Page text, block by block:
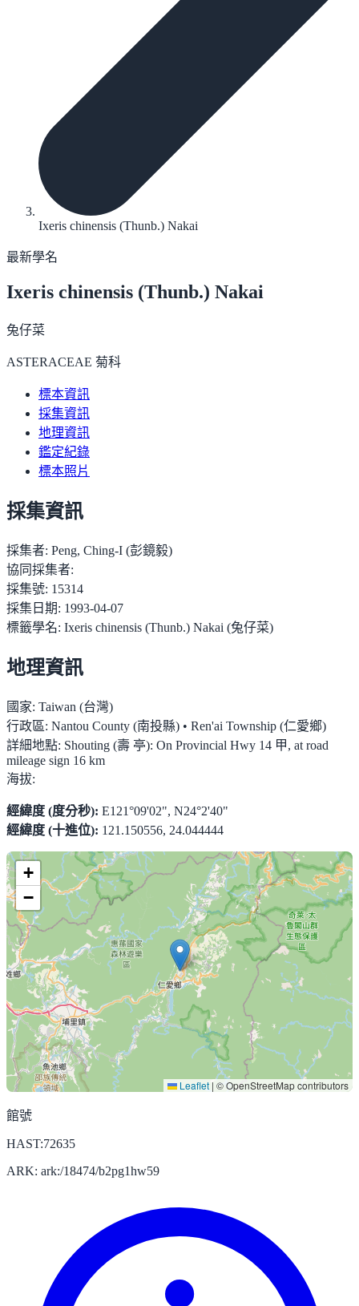
Ixeris chinensis (Thunb.) Nakai
最新學名
Ixeris chinensis (Thunb.) Nakai
兔仔菜
ASTERACEAE 菊科
標本資訊
採集資訊
地理資訊
鑑定紀錄
標本照片
採集資訊
採集者: Peng, Ching-I (彭鏡毅)
協同採集者:
採集號: 15314
採集日期: 1993-04-07
標籤學名: Ixeris chinensis (Thunb.) Nakai (兔仔菜)
地理資訊
國家: Taiwan (台灣)
行政區: Nantou County (南投縣) • Ren'ai Township (仁愛鄉)
詳細地點: Shouting (壽 亭): On Provincial Hwy 14 甲, at road
mileage sign 16 km
海拔:
經緯度 (度分秒): E121°09'02", N24°2'40"
經緯度 (十進位): 121.150556, 24.044444
+
−
Leaflet | © OpenStreetMap contributors
館號
HAST:72635
ARK: ark:/18474/b2pg1hw59